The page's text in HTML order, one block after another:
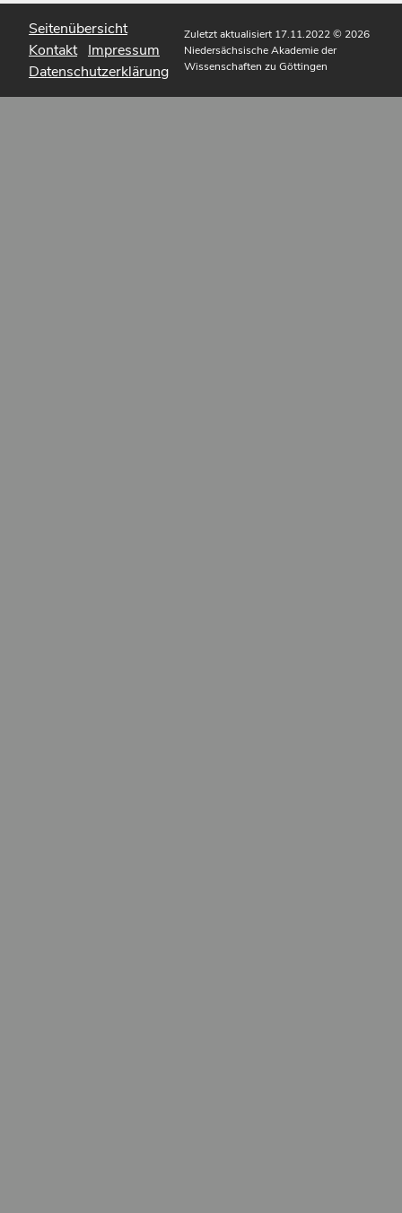
Seitenübersicht
Kontakt Impressum
Datenschutzerklärung
Zuletzt aktualisiert 17.11.2022© 2026
Niedersächsische Akademie der
Wissenschaften zu Göttingen